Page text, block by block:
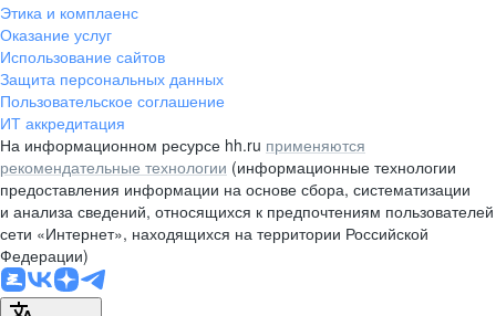
pr@rabota.by
Алматы
пр. Абая, д. 151, БЦ Алатау,
12 этаж, офис 1209
+7 727 232-13-13
pr@headhunter.com.kz
Этика и комплаенс
Оказание услуг
Использование сайтов
Защита персональных данных
Пользовательское соглашение
ИТ аккредитация
На информационном ресурсе hh.ru применяются
рекомендательные технологии (информационные технологии
предоставления информации на основе сбора, систематизации
и анализа сведений, относящихся к предпочтениям пользователей
сети «Интернет», находящихся на территории Российской
Федерации)